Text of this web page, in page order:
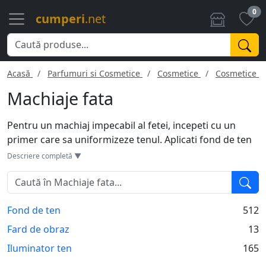
cumperi.net 0
Acasă Parfumuri si Cosmetice Cosmetice Cosmetice
Machiaje fata
Pentru un machiaj impecabil al fetei, incepeti cu un
primer care sa uniformizeze tenul. Aplicati fond de ten
lichid sau pudra in functie de tipul de piele. Folositi
corector pentru a masca imperfectiunile si pungile de
sub ochi. Un blush usor pe pometi adauga prospetime.
Tehnici precum contouring sau strobing pot fi folosite
pentru a accentua trasaturile. Finisati cu un spray de
fixare pentru durabilitate. Alegerea unor machiaje de
Descriere completă ▼
Fond de ten
512
Fard de obraz
13
Iluminator ten
165